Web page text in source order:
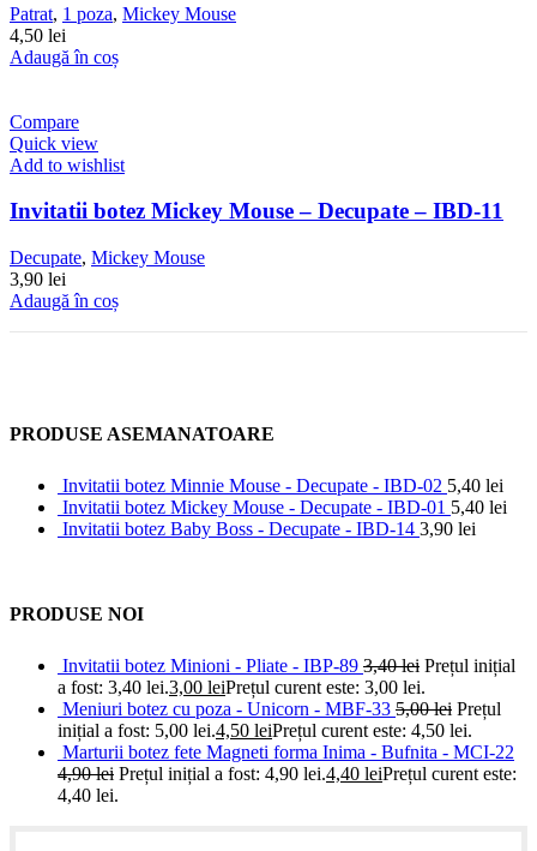
Patrat, 1 poza, Mickey Mouse
4,50 lei
Adaugă în coș
Compare
Quick view
Add to wishlist
Invitatii botez Mickey Mouse – Decupate – IBD-11
Decupate, Mickey Mouse
3,90 lei
Adaugă în coș
PRODUSE ASEMANATOARE
Invitatii botez Minnie Mouse - Decupate - IBD-02 5,40 lei
Invitatii botez Mickey Mouse - Decupate - IBD-01 5,40 lei
Invitatii botez Baby Boss - Decupate - IBD-14 3,90 lei
PRODUSE NOI
Invitatii botez Minioni - Pliate - IBP-89 3,40lei Prețul inițial
a fost: 3,40 lei.3,00 leiPrețul curent este: 3,00 lei.
Meniuri botez cu poza - Unicorn - MBF-33 5,00lei Prețul
inițial a fost: 5,00 lei.4,50 leiPrețul curent este: 4,50 lei.
Marturii botez fete Magneti forma Inima - Bufnita - MCI-22
4,90lei Prețul inițial a fost: 4,90 lei.4,40 leiPrețul curent este:
4,40 lei.